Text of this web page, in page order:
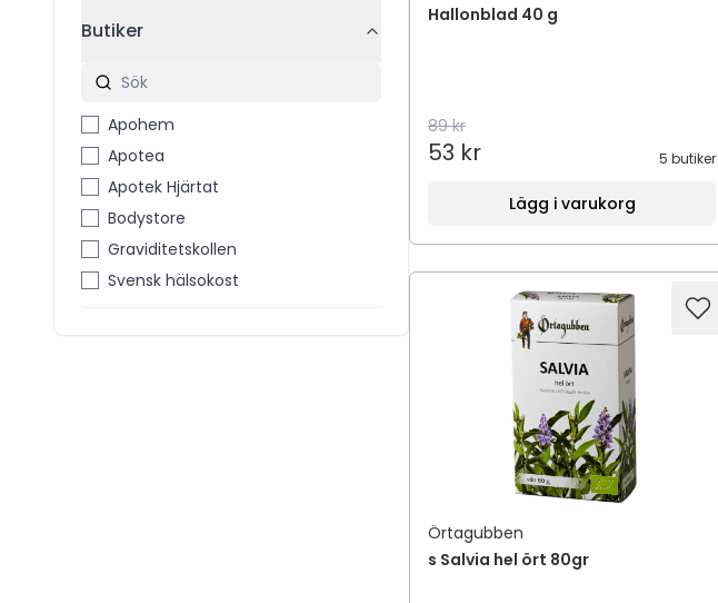
Butiker
Apohem
Apotea
Apotek Hjärtat
Bodystore
Graviditetskollen
Svensk hälsokost
Hallonblad 40 g
89 kr
53 kr 5 butiker
Lägg i varukorg
Örtagubben
s Salvia hel ört 80gr